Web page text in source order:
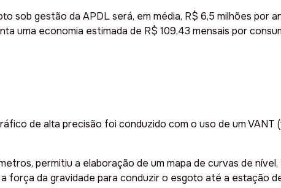
sob gestão da APDL será, em média, R$ 6,5 milhões por
uma economia estimada de R$ 109,43 mensais por
de alta precisão foi conduzido com o uso de um
permitiu a elaboração de um mapa de curvas de
força da gravidade para conduzir o esgoto até a estação